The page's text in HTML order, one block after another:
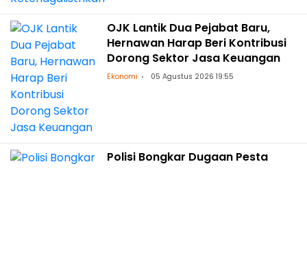
OJK Lantik Dua Pejabat Baru,
Hernawan Harap Beri Kontribusi
Dorong Sektor Jasa Keuangan
Ekonomi 05 Agustus 2026 19:55
Polisi Bongkar Dugaan Pesta